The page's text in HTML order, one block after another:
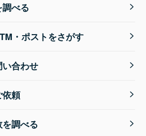
べる
・ポストをさがす
合わせ
依頼
調べる